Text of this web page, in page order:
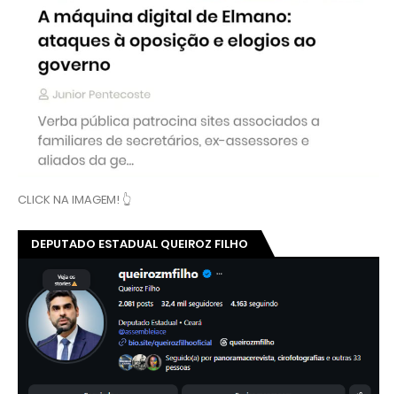
CLICK NA IMAGEM! 👆
DEPUTADO ESTADUAL QUEIROZ FILHO